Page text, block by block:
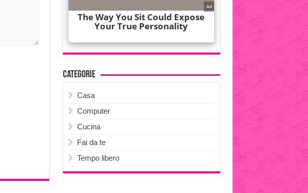
Categorie
Casa
Computer
Cucina
Fai da te
Tempo libero